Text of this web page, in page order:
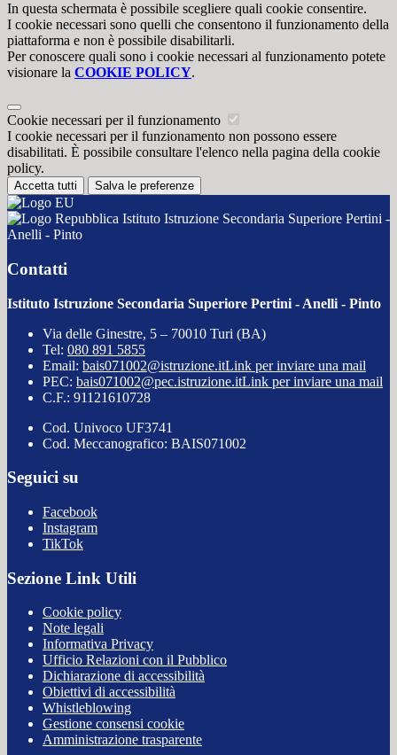
In questa schermata è possibile scegliere quali cookie consentire.
I cookie necessari sono quelli che consentono il funzionamento della
piattaforma e non è possibile disabilitarli.
Per conoscere quali sono i cookie necessari al funzionamento potete
visionare la COOKIE POLICY.
Cookie necessari per il funzionamento
I cookie necessari per il funzionamento non possono essere
disabilitati. È possibile consultare l'elenco nella pagina della cookie
policy.
Accetta tutti Salva le preferenze
Istituto Istruzione Secondaria Superiore Pertini -
Anelli - Pinto
Contatti
Istituto Istruzione Secondaria Superiore Pertini - Anelli - Pinto
Via delle Ginestre, 5 – 70010 Turi (BA)
Tel: 080 891 5855
Email: bais071002@istruzione.itLink per inviare una mail
PEC: bais071002@pec.istruzione.itLink per inviare una mail
C.F.: 91121610728
Cod. Univoco UF3741
Cod. Meccanografico: BAIS071002
Seguici su
Facebook
Instagram
TikTok
Sezione Link Utili
Cookie policy
Note legali
Informativa Privacy
Ufficio Relazioni con il Pubblico
Dichiarazione di accessibilità
Obiettivi di accessibilità
Whistleblowing
Gestione consensi cookie
Amministrazione trasparente